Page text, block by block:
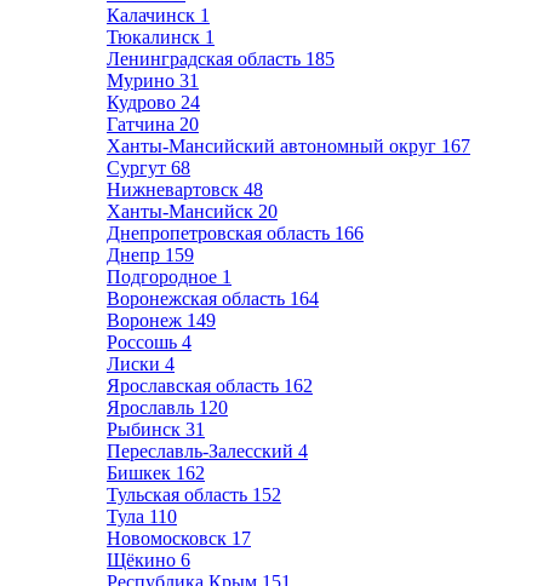
Калачинск 1
Тюкалинск 1
Ленинградская область 185
Мурино 31
Кудрово 24
Гатчина 20
Ханты-Мансийский автономный округ 167
Сургут 68
Нижневартовск 48
Ханты-Мансийск 20
Днепропетровская область 166
Днепр 159
Подгородное 1
Воронежская область 164
Воронеж 149
Россошь 4
Лиски 4
Ярославская область 162
Ярославль 120
Рыбинск 31
Переславль-Залесский 4
Бишкек 162
Тульская область 152
Тула 110
Новомосковск 17
Щёкино 6
Республика Крым 151